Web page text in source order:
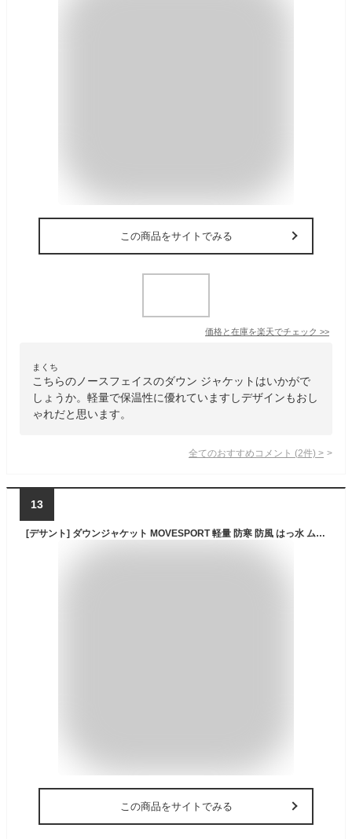
この商品をサイトでみる
価格と在庫を楽天でチェック >>
まくち
こちらのノースフェイスのダウン ジャケットはいかがで
しょうか。軽量で保温性に優れていますしデザインもおし
ゃれだと思います。
全てのおすすめコメント (2件) >
13
[デサント] ダウンジャケット MOVESPORT 軽量 防寒 防風 はっ水 ムーブスポーツ 止水ファスナー 雨 内ポケット BK L
この商品をサイトでみる